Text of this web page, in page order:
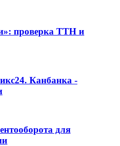
проверка ТТН и
Канбанка -
для